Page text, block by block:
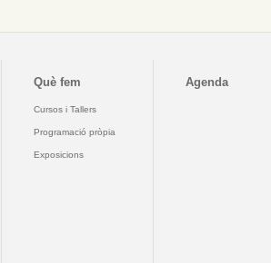
Què fem
Cursos i Tallers
Programació pròpia
Exposicions
Agenda